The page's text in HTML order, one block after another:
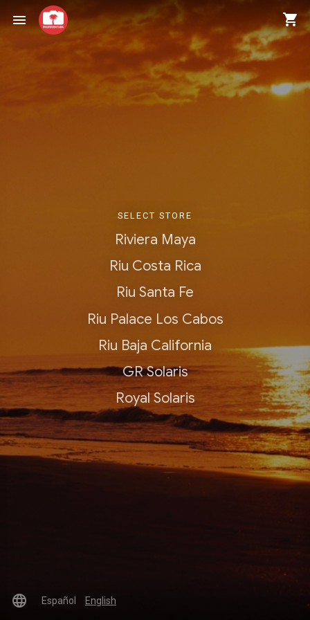
menu shopping_cart
SELECT STORE
Riviera Maya
Riu Costa Rica
Riu Santa Fe
Riu Palace Los Cabos
Riu Baja California
GR Solaris
Royal Solaris
language Español English